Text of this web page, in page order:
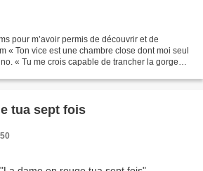
pour m’avoir permis de découvrir et de
« Ton vice est une chambre close dont moi seul
« Tu me crois capable de trancher la gorge
tua sept fois